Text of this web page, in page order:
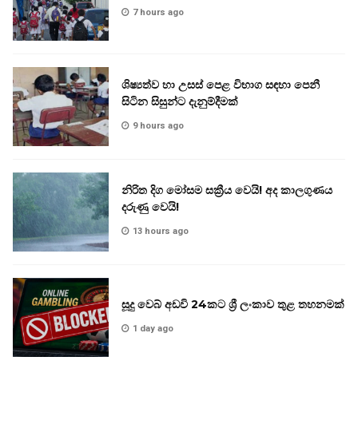
7 hours ago
ශිෂ්‍යත්ව හා උසස් පෙළ විභාග සඳහා පෙනී
සිටින සිසුන්ට දැනුම්දීමක්
9 hours ago
නිරිත දිග මෝසම සක්‍රීය වෙයි! අද කාලගුණය
දරුණු වෙයි!
13 hours ago
සූදු වෙබ් අඩවි 24කට ශ්‍රී ලංකාව තුළ තහනමක්
1 day ago